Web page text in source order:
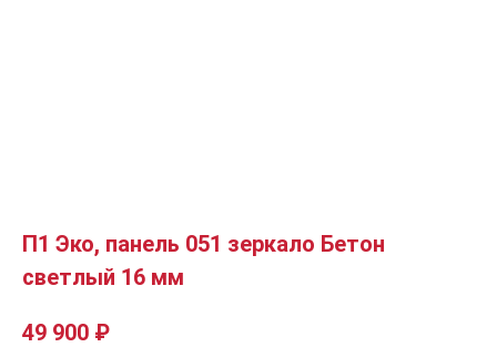
П1 Эко, панель 051 зеркало Бетон
светлый 16 мм
49 900 ₽